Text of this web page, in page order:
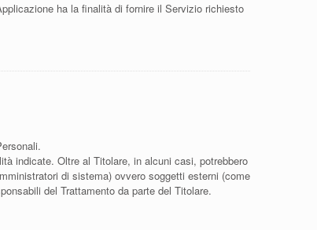
ha la finalità di fornire il Servizio richiesto
indicate. Oltre al Titolare, in alcuni casi, potrebbero
di sistema) ovvero soggetti esterni (come
del Trattamento da parte del Titolare.